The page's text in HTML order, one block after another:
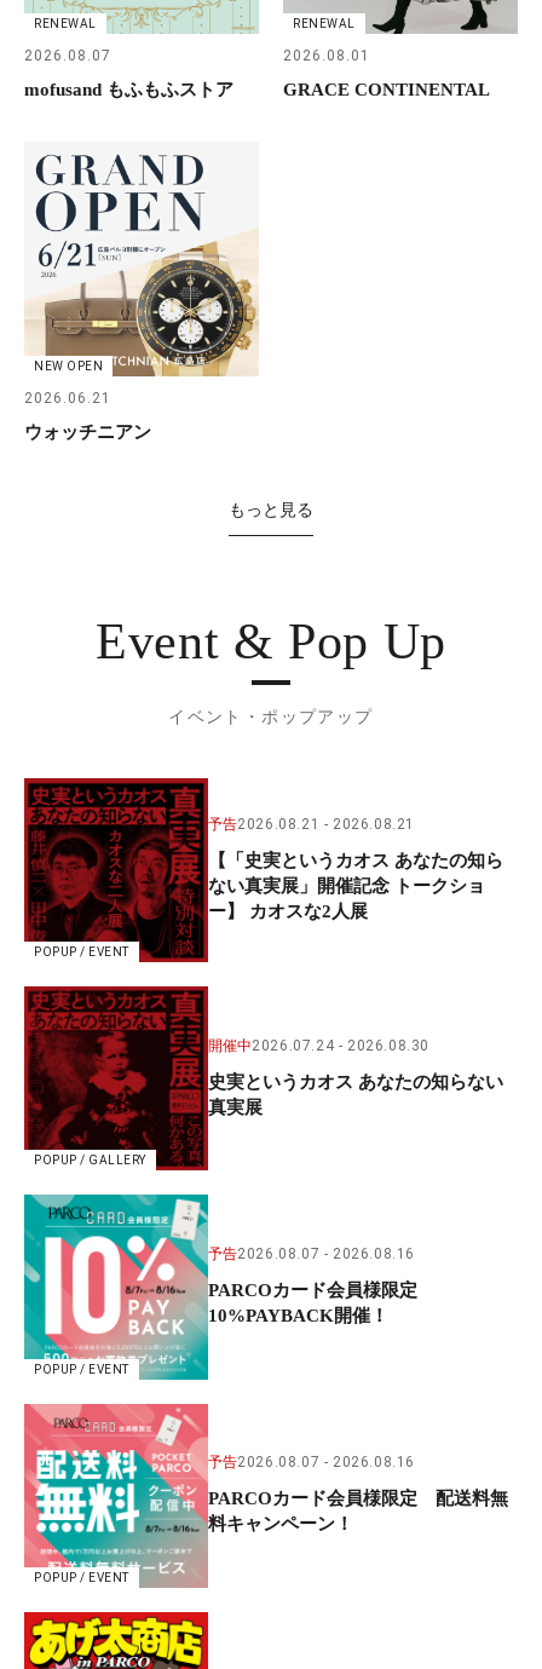
RENEWAL
2026.08.07
mofusand もふもふストア
RENEWAL
2026.08.01
GRACE CONTINENTAL
NEW OPEN
2026.06.21
ウォッチニアン
もっと見る
Event & Pop Up
イベント・ポップアップ
POPUP / EVENT
予告2026.08.21 2026.08.21
【「史実というカオス あなたの知ら
ない真実展」開催記念 トークショ
ー】 カオスな2人展
POPUP / GALLERY
開催中2026.07.24 2026.08.30
史実というカオス あなたの知らない
真実展
POPUP / EVENT
予告2026.08.07 2026.08.16
PARCOカード会員様限定
10%PAYBACK開催！
POPUP / EVENT
予告2026.08.07 2026.08.16
PARCOカード会員様限定 配送料無
料キャンペーン！